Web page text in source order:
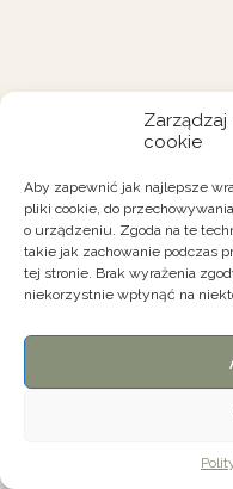
cookie
Aby zapewnić jak najlepsze
pliki cookie, do
o urządzeniu. Zgoda na te
takie jak zachowanie podczas
tej stronie. Brak wyrażenia
niekorzystnie wpłynąć na